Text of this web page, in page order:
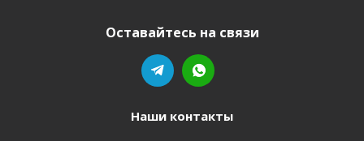
Оставайтесь на связи
Наши контакты